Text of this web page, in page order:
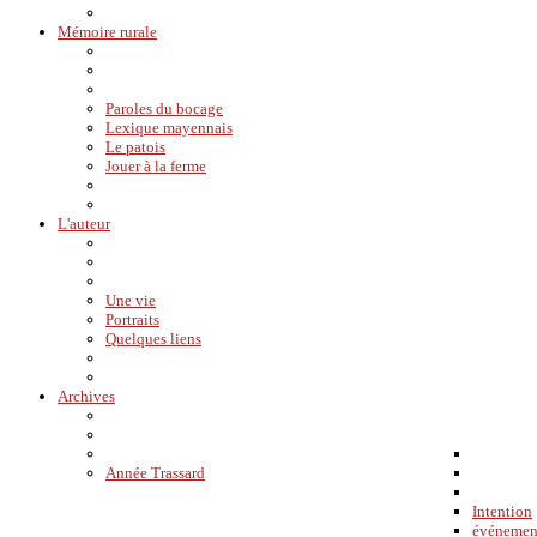
Mémoire rurale
Paroles du bocage
Lexique mayennais
Le patois
Jouer à la ferme
L'auteur
Une vie
Portraits
Quelques liens
Archives
Année Trassard
Intention